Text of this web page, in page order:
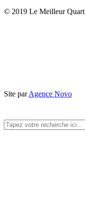
© 2019 Le Meilleur
Site parAgence Novo